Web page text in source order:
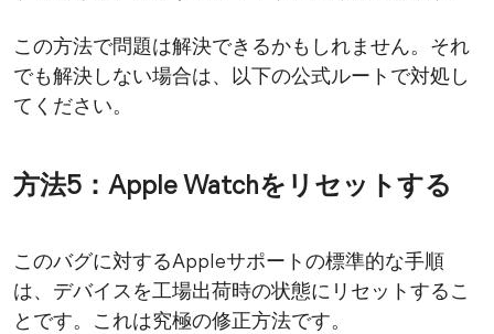
この方法で問題は解決できるかもしれません。それ
でも解決しない場合は、以下の公式ルートで対処し
てください。
方法5：Apple Watchをリセットする
このバグに対するAppleサポートの標準的な手順
は、デバイスを工場出荷時の状態にリセットするこ
とです。これは究極の修正方法です。